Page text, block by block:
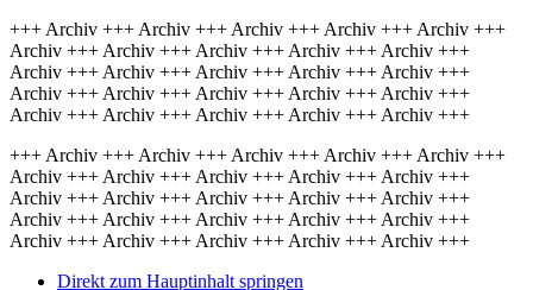
+++ Archiv +++ Archiv +++ Archiv +++ Archiv +++ Archiv +++
Archiv +++ Archiv +++ Archiv +++ Archiv +++ Archiv +++
Archiv +++ Archiv +++ Archiv +++ Archiv +++ Archiv +++
Archiv +++ Archiv +++ Archiv +++ Archiv +++ Archiv +++
Archiv +++ Archiv +++ Archiv +++ Archiv +++ Archiv +++
+++ Archiv +++ Archiv +++ Archiv +++ Archiv +++ Archiv +++
Archiv +++ Archiv +++ Archiv +++ Archiv +++ Archiv +++
Archiv +++ Archiv +++ Archiv +++ Archiv +++ Archiv +++
Archiv +++ Archiv +++ Archiv +++ Archiv +++ Archiv +++
Archiv +++ Archiv +++ Archiv +++ Archiv +++ Archiv +++
Direkt zum Hauptinhalt springen